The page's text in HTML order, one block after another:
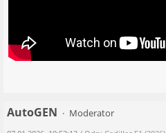
AutoGEN
Moderator